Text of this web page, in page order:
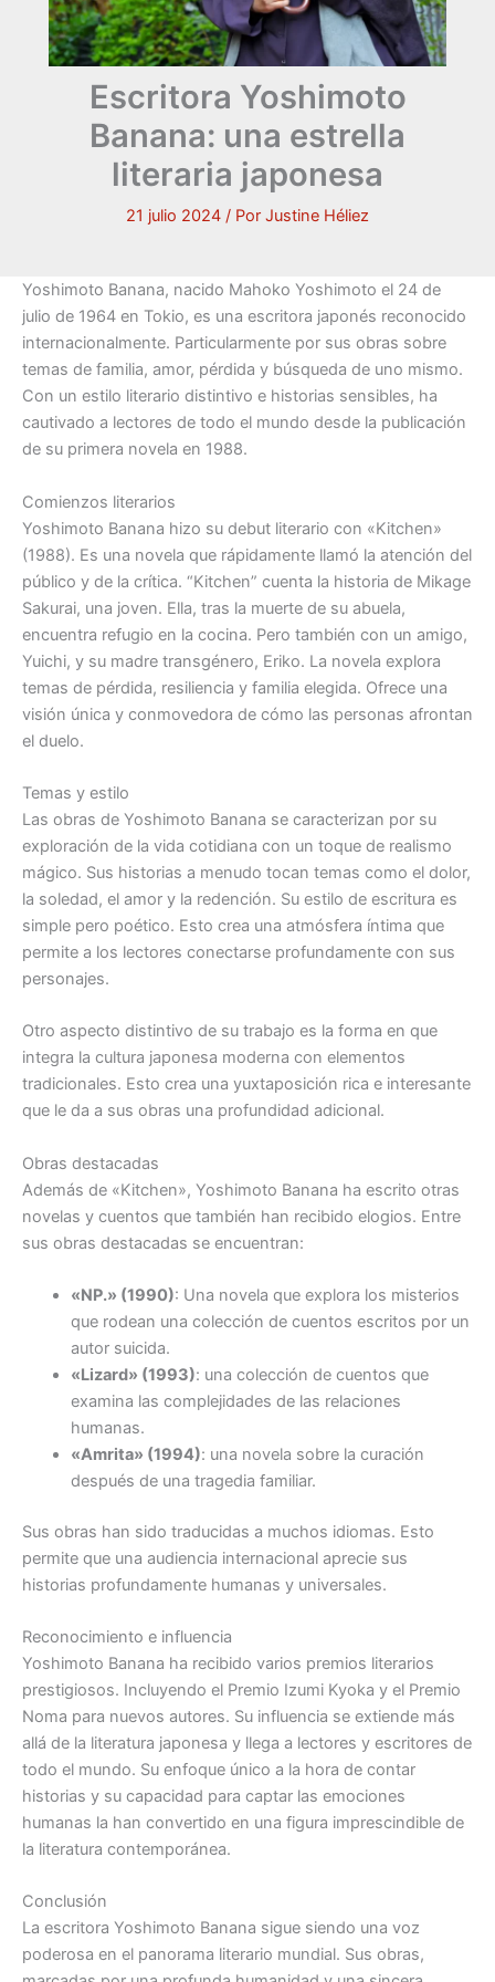
Escritora Yoshimoto
Banana: una estrella
literaria japonesa
21 julio 2024 / Por Justine Héliez
Yoshimoto Banana, nacido Mahoko Yoshimoto el 24 de
julio de 1964 en Tokio, es una escritora japonés reconocido
internacionalmente. Particularmente por sus obras sobre
temas de familia, amor, pérdida y búsqueda de uno mismo.
Con un estilo literario distintivo e historias sensibles, ha
cautivado a lectores de todo el mundo desde la publicación
de su primera novela en 1988.
Comienzos literarios
Yoshimoto Banana hizo su debut literario con «Kitchen»
(1988). Es una novela que rápidamente llamó la atención del
público y de la crítica. “Kitchen” cuenta la historia de Mikage
Sakurai, una joven. Ella, tras la muerte de su abuela,
encuentra refugio en la cocina. Pero también con un amigo,
Yuichi, y su madre transgénero, Eriko. La novela explora
temas de pérdida, resiliencia y familia elegida. Ofrece una
visión única y conmovedora de cómo las personas afrontan
el duelo.
Temas y estilo
Las obras de Yoshimoto Banana se caracterizan por su
exploración de la vida cotidiana con un toque de realismo
mágico. Sus historias a menudo tocan temas como el dolor,
la soledad, el amor y la redención. Su estilo de escritura es
simple pero poético. Esto crea una atmósfera íntima que
permite a los lectores conectarse profundamente con sus
personajes.
Otro aspecto distintivo de su trabajo es la forma en que
integra la cultura japonesa moderna con elementos
tradicionales. Esto crea una yuxtaposición rica e interesante
que le da a sus obras una profundidad adicional.
Obras destacadas
Además de «Kitchen», Yoshimoto Banana ha escrito otras
novelas y cuentos que también han recibido elogios. Entre
sus obras destacadas se encuentran:
«NP.» (1990): Una novela que explora los misterios
que rodean una colección de cuentos escritos por un
autor suicida.
«Lizard» (1993): una colección de cuentos que
examina las complejidades de las relaciones
humanas.
«Amrita» (1994): una novela sobre la curación
después de una tragedia familiar.
Sus obras han sido traducidas a muchos idiomas. Esto
permite que una audiencia internacional aprecie sus
historias profundamente humanas y universales.
Reconocimiento e influencia
Yoshimoto Banana ha recibido varios premios literarios
prestigiosos. Incluyendo el Premio Izumi Kyoka y el Premio
Noma para nuevos autores. Su influencia se extiende más
allá de la literatura japonesa y llega a lectores y escritores de
todo el mundo. Su enfoque único a la hora de contar
historias y su capacidad para captar las emociones
humanas la han convertido en una figura imprescindible de
la literatura contemporánea.
Conclusión
La escritora Yoshimoto Banana sigue siendo una voz
poderosa en el panorama literario mundial. Sus obras,